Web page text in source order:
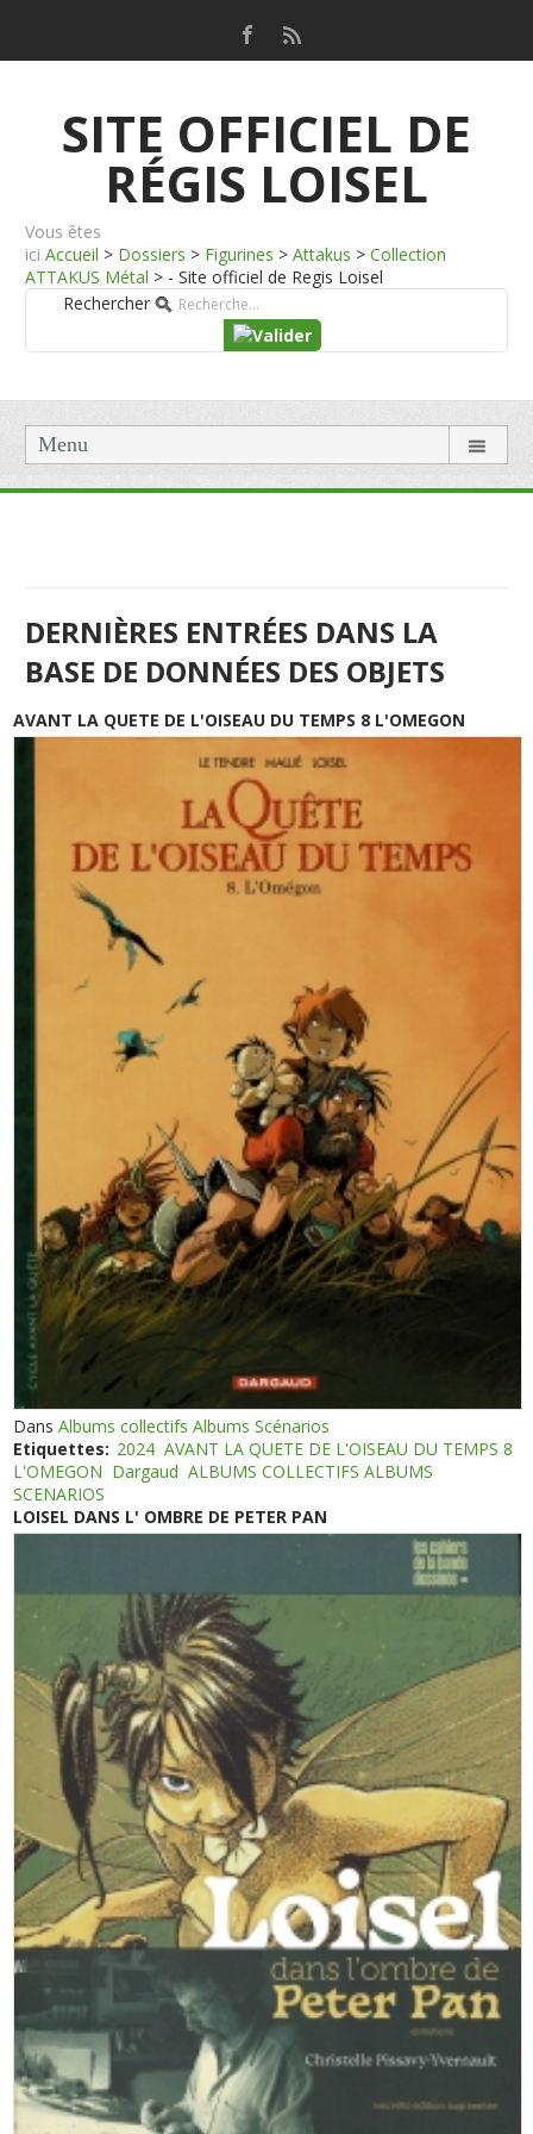
SITE OFFICIEL DE
RÉGIS LOISEL
Vous êtes
ici Accueil > Dossiers > Figurines > Attakus > Collection
ATTAKUS Métal > - Site officiel de Regis Loisel
Rechercher
Menu
DERNIÈRES ENTRÉES DANS LA
BASE DE DONNÉES DES OBJETS
AVANT LA QUETE DE L'OISEAU DU TEMPS 8 L'OMEGON
DansAlbums collectifs Albums Scénarios
Etiquettes: 2024 AVANT LA QUETE DE L'OISEAU DU TEMPS 8
L'OMEGON Dargaud ALBUMS COLLECTIFS ALBUMS
SCENARIOS
LOISEL DANS L' OMBRE DE PETER PAN